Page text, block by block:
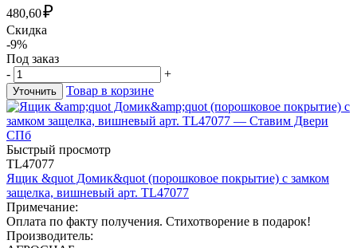
480,60₽
Скидка
-9%
Под заказ
-
+
Уточнить Товар в корзине
Быстрый просмотр
TL47077
Ящик &quot Домик&quot (порошковое покрытие) с замком
защелка, вишневый арт. TL47077
Примечание:
Оплата по факту получения. Стихотворение в подарок!
Производитель: